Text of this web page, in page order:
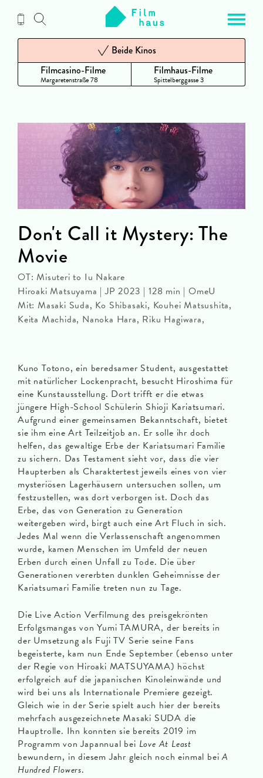
Inhalt
Filmcasino-Filme
Margaretenstraße 78
Beide Kinos
Filmhaus-Filme
Spittelberggasse 3
Kuno Totono, ein beredsamer Student, ausgestattet
mit natürlicher Lockenpracht, besucht Hiroshima für
eine Kunstausstellung. Dort trifft er die etwas
jüngere High-School Schülerin Shioji Kariatsumari.
Aufgrund einer gemeinsamen Bekanntschaft, bietet
sie ihm eine Art Teilzeitjob an. Er solle ihr doch
helfen, das gewaltige Erbe der Kariatsumari Familie
zu sichern. Das Testament sieht vor, dass die vier
Haupterben als Charaktertest jeweils eines von vier
mysteriösen Lagerhäusern untersuchen sollen, um
festzustellen, was dort verborgen ist. Doch das
Erbe, das von Generation zu Generation
weitergeben wird, birgt auch eine Art Fluch in sich.
Jedes Mal wenn die Verlassenschaft angenommen
wurde, kamen Menschen im Umfeld der neuen
Erben durch einen Unfall zu Tode. Die über
Generationen vererbten dunklen Geheimnisse der
Kariatsumari Familie treten nun zu Tage.
Die Live Action Verfilmung des preisgekrönten
Erfolgsmangas von Yumi TAMURA, der bereits in
der Umsetzung als Fuji TV Serie seine Fans
begeisterte, kam nun Ende September (ebenso unter
der Regie von Hiroaki MATSUYAMA) höchst
erfolgreich auf die japanischen Kinoleinwände und
wird bei uns als Internationale Premiere gezeigt.
Gleich wie in der Serie spielt auch hier der bereits
mehrfach ausgezeichnete Masaki SUDA die
Hauptrolle. Ihn konnten sie bereits 2019 im
Programm von Japannual bei Love At Least
bewundern, in diesem Jahr gleich noch einmal beiA
Hundred Flowers.
Don't Call it Mystery: The
Movie
OT: Misuteri to Iu Nakare
Hiroaki Matsuyama | JP 2023 | 128 min | OmeU
Mit: Masaki Suda, Ko Shibasaki, Kouhei Matsushita,
Keita Machida, Nanoka Hara, Riku Hagiwara,